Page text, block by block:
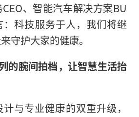
、智能汽车解决方案BU
：科技服务于人，我们将继
守护大家的健康。
的腕间拍档， 让智慧生活抬
与专业健康的双重升级，